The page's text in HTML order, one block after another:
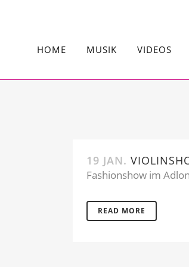
HOME MUSIK VIDEOS
19 JAN.
Fashionshow im
READ MORE